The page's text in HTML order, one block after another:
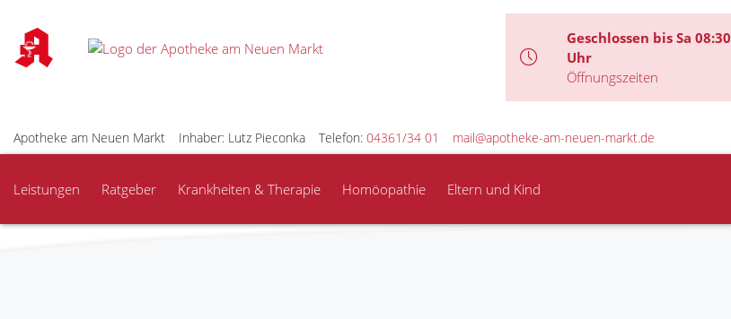
Geschlossen bis Sa 08:30
Uhr
Öffnungszeiten
Apotheke am Neuen Markt Inhaber: Lutz Pieconka Telefon: 04361/34 01 mail@apotheke-am-neuen-markt.de
Leistungen Ratgeber Krankheiten & Therapie Homöopathie Eltern und Kind
Gut leben mit Vorhofflimmern